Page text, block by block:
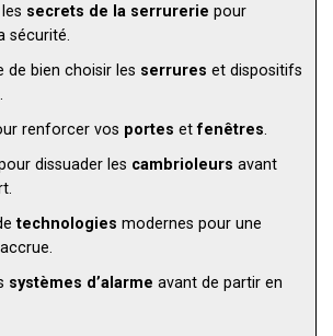
secrets de la serrurerie pour
sécurité.
de bien choisir les serrures et dispositifs
renforcer vos portes etfenêtres.
dissuader les cambrioleurs avant
technologies modernes pour une
systèmes d’alarme avant de partir en